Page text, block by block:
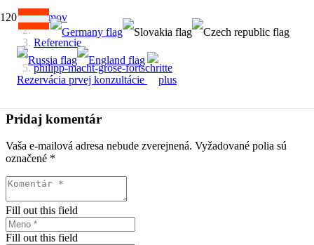
Rezervácia prvej konzultácie
Domov
Referencie
philipp-macht-grose-fortschritte
Pridaj komentár
Vaša e-mailová adresa nebude zverejnená. Vyžadované polia sú
označené *
Fill out this field
Fill out this field